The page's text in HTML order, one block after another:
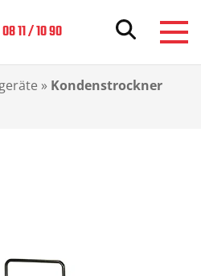
08 11 / 10 90
» Kondenstrockner